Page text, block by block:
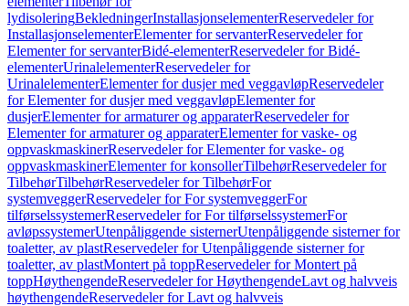
lydisoleringBekledningerInstallasjonselementerReservedeler for
InstallasjonselementerElementer for servanterReservedeler for
Elementer for servanterBidé-elementerReservedeler for Bidé-
elementerUrinalelementerReservedeler for
UrinalelementerElementer for dusjer med veggavløpReservedeler
for Elementer for dusjer med veggavløpElementer for
dusjerElementer for armaturer og apparaterReservedeler for
Elementer for armaturer og apparaterElementer for vaske- og
oppvaskmaskinerReservedeler for Elementer for vaske- og
oppvaskmaskinerElementer for konsollerTilbehørReservedeler for
TilbehørTilbehørReservedeler for TilbehørFor
systemveggerReservedeler for For systemveggerFor
tilførselssystemerReservedeler for For tilførselssystemerFor
avløpssystemerUtenpåliggende sisternerUtenpåliggende sisterner for
toaletter, av plastReservedeler for Utenpåliggende sisterner for
toaletter, av plastMontert på toppReservedeler for Montert på
toppHøythengendeReservedeler for HøythengendeLavt og halvveis
høythengendeReservedeler for Lavt og halvveis